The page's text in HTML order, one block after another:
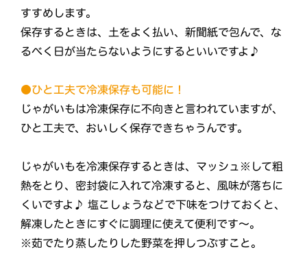
すすめします。
保存するときは、土をよく払い、新聞紙で包んで、な
るべく日が当たらないようにするといいですよ♪
●ひと工夫で冷凍保存も可能に！
じゃがいもは冷凍保存に不向きと言われていますが、
ひと工夫で、おいしく保存できちゃうんです。
じゃがいもを冷凍保存するときは、マッシュ※して粗
熱をとり、密封袋に入れて冷凍すると、風味が落ちに
くいですよ♪ 塩こしょうなどで下味をつけておくと、
解凍したときにすぐに調理に使えて便利です～。
※茹でたり蒸したりした野菜を押しつぶすこと。